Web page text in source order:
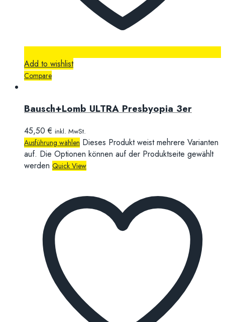
Add to wishlist
Compare
Bausch+Lomb ULTRA Presbyopia 3er
45,50€ inkl. MwSt.
Ausführung wählen Dieses Produkt weist mehrere Varianten
auf. Die Optionen können auf der Produktseite gewählt
werden Quick View